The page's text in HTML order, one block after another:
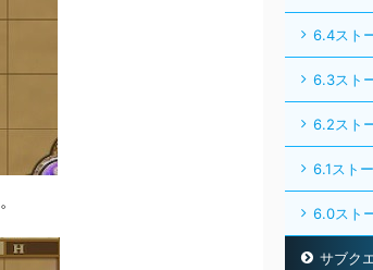
6.4スト
6.3スト
6.2スト
6.1スト
6.0スト
サブク